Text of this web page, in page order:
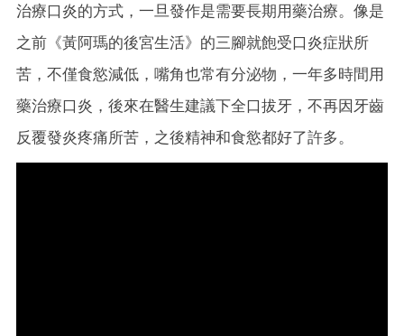
治療口炎的方式，一旦發作是需要長期用藥治療。像是
之前《黃阿瑪的後宮生活》的三腳就飽受口炎症狀所
苦，不僅食慾減低，嘴角也常有分泌物，一年多時間用
藥治療口炎，後來在醫生建議下全口拔牙，不再因牙齒
反覆發炎疼痛所苦，之後精神和食慾都好了許多。